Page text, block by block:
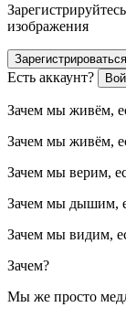
изображения
Зарегистрироваться
Есть аккаунт?
Зачем мы живём,
Зачем мы живём,
Зачем мы верим,
Зачем мы дышим,
Зачем мы видим,
Зачем?
Мы же просто